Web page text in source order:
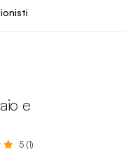
e
5 (1)